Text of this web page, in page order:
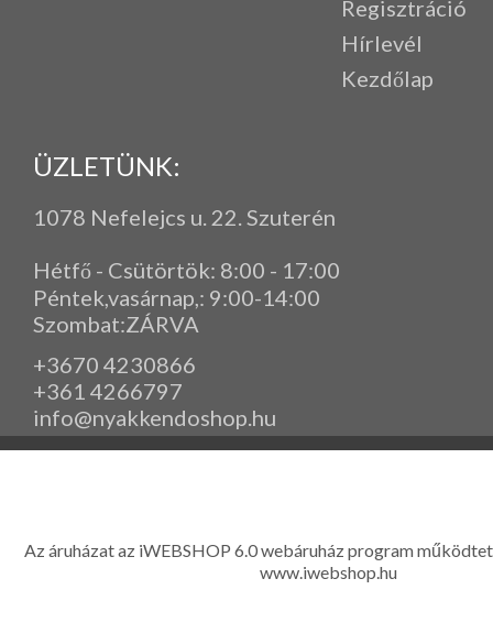
Regisztráció
Hírlevél
Kezdőlap
ÜZLETÜNK:
1078 Nefelejcs u. 22. Szuterén
Hétfő - Csütörtök: 8:00 - 17:00
Péntek,vasárnap, : 9:00-14:00
Szombat:ZÁRVA
+3670 4230866
+361 4266797
info@nyakkendoshop.hu
Az áruházat az iWEBSHOP 6.0 webáruház program
www.iwebshop.hu